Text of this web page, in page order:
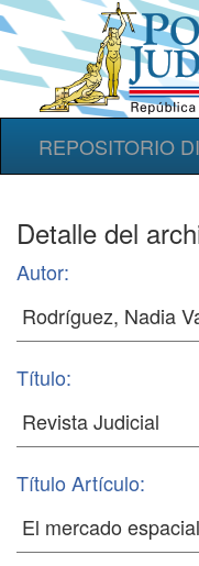
REPOSITORIO
Detalle del
Autor:
Título:
Título Artículo: